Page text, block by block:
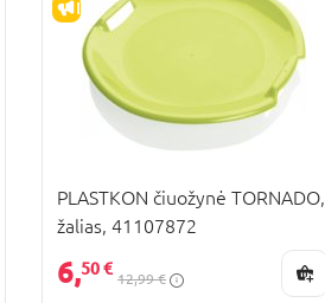
IŠPARDAVIMAS
PLASTKON čiuožynė TORNADO,
žalias, 41107872
6,50 €
12,99 €